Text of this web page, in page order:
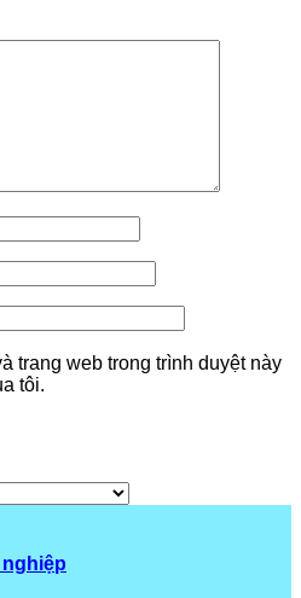
trang web trong trình duyệt này
tôi.